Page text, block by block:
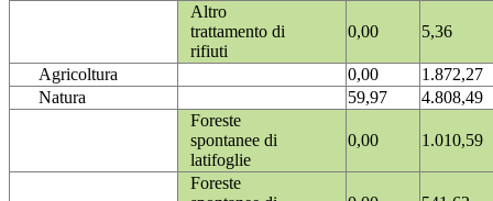
Altro
trattamento di
rifiuti
0,00 5,36
Agricoltura 0,00
1.872,27
Natura
59,97
4.808,49
Foreste
spontanee di
latifoglie
0,00 1.010,59
Foreste